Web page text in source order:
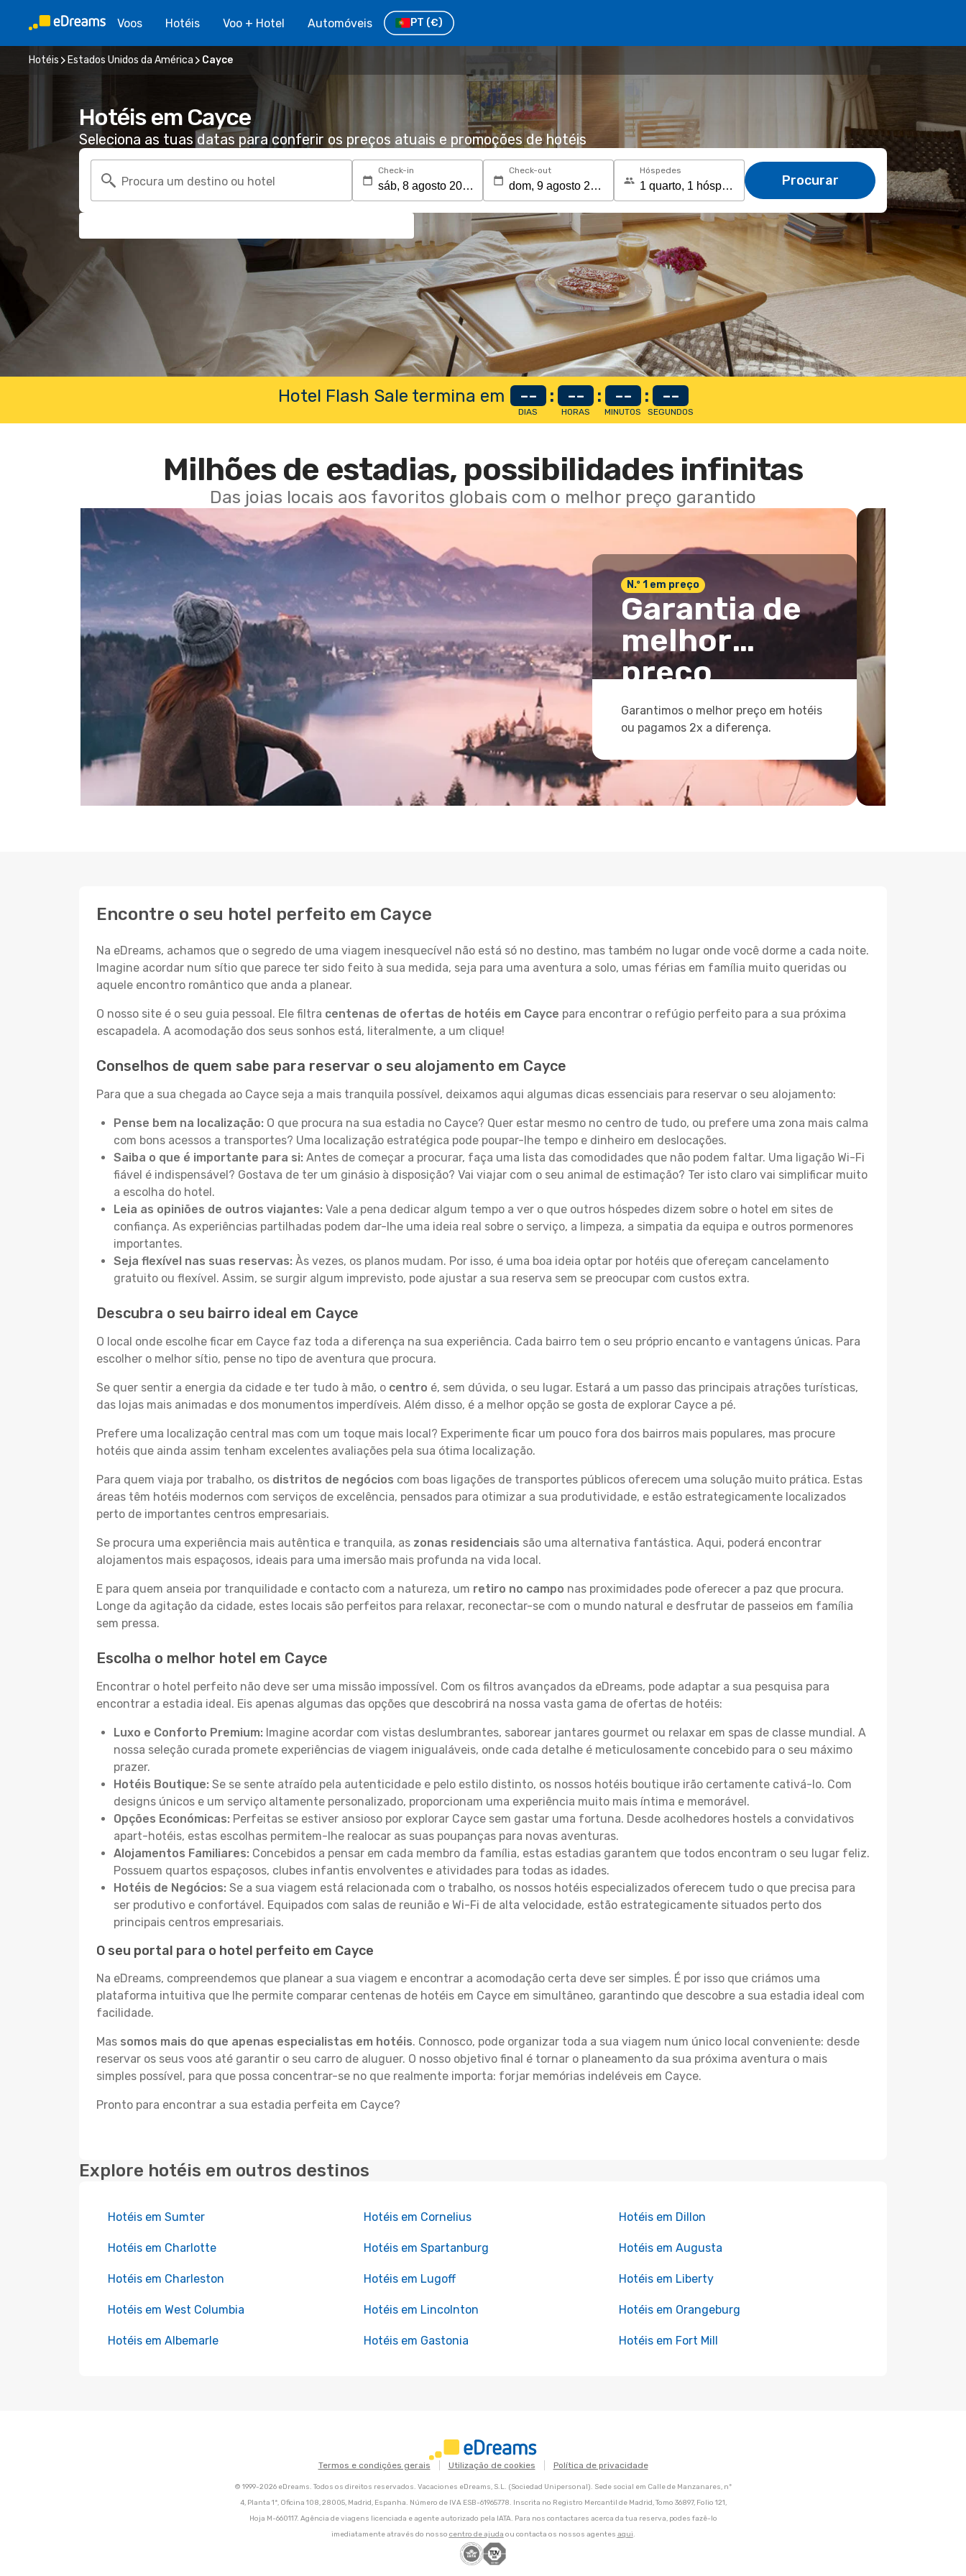
Voos Hotéis Voo + Hotel Automóveis PT (€)
Hotéis Estados Unidos da América Cayce
Hotéis em Cayce
Seleciona as tuas datas para conferir os preços atuais e promoções de hotéis
Procura um destino ou hotel
Check-in Check-out Hóspedes
Procurar
Hotel Flash Sale termina em --
DIAS
: --
HORAS
: --
MINUTOS
: --
SEGUNDOS
Milhões de estadias, possibilidades infinitas
Das joias locais aos favoritos globais com o melhor preço garantido
N.º 1 em preço
Garantia de
melhor
preço
Garantimos o melhor preço em hotéis
ou pagamos 2x a diferença.
Encontre o seu hotel perfeito em Cayce
Na eDreams, achamos que o segredo de uma viagem inesquecível não está só no destino, mas também no lugar onde você dorme a cada noite.
Imagine acordar num sítio que parece ter sido feito à sua medida, seja para uma aventura a solo, umas férias em família muito queridas ou
aquele encontro romântico que anda a planear.
O nosso site é o seu guia pessoal. Ele filtra centenas de ofertas de hotéis em Cayce para encontrar o refúgio perfeito para a sua próxima
escapadela. A acomodação dos seus sonhos está, literalmente, a um clique!
Conselhos de quem sabe para reservar o seu alojamento em Cayce
Para que a sua chegada ao Cayce seja a mais tranquila possível, deixamos aqui algumas dicas essenciais para reservar o seu alojamento:
Pense bem na localização: O que procura na sua estadia no Cayce? Quer estar mesmo no centro de tudo, ou prefere uma zona mais calma
com bons acessos a transportes? Uma localização estratégica pode poupar-lhe tempo e dinheiro em deslocações.
Saiba o que é importante para si: Antes de começar a procurar, faça uma lista das comodidades que não podem faltar. Uma ligação Wi-Fi
fiável é indispensável? Gostava de ter um ginásio à disposição? Vai viajar com o seu animal de estimação? Ter isto claro vai simplificar muito
a escolha do hotel.
Leia as opiniões de outros viajantes: Vale a pena dedicar algum tempo a ver o que outros hóspedes dizem sobre o hotel em sites de
confiança. As experiências partilhadas podem dar-lhe uma ideia real sobre o serviço, a limpeza, a simpatia da equipa e outros pormenores
importantes.
Seja flexível nas suas reservas: Às vezes, os planos mudam. Por isso, é uma boa ideia optar por hotéis que ofereçam cancelamento
gratuito ou flexível. Assim, se surgir algum imprevisto, pode ajustar a sua reserva sem se preocupar com custos extra.
Descubra o seu bairro ideal em Cayce
O local onde escolhe ficar em Cayce faz toda a diferença na sua experiência. Cada bairro tem o seu próprio encanto e vantagens únicas. Para
escolher o melhor sítio, pense no tipo de aventura que procura.
Se quer sentir a energia da cidade e ter tudo à mão, o centro é, sem dúvida, o seu lugar. Estará a um passo das principais atrações turísticas,
das lojas mais animadas e dos monumentos imperdíveis. Além disso, é a melhor opção se gosta de explorar Cayce a pé.
Prefere uma localização central mas com um toque mais local? Experimente ficar um pouco fora dos bairros mais populares, mas procure
hotéis que ainda assim tenham excelentes avaliações pela sua ótima localização.
Para quem viaja por trabalho, os distritos de negócios com boas ligações de transportes públicos oferecem uma solução muito prática. Estas
áreas têm hotéis modernos com serviços de excelência, pensados para otimizar a sua produtividade, e estão estrategicamente localizados
perto de importantes centros empresariais.
Se procura uma experiência mais autêntica e tranquila, as zonas residenciais são uma alternativa fantástica. Aqui, poderá encontrar
alojamentos mais espaçosos, ideais para uma imersão mais profunda na vida local.
E para quem anseia por tranquilidade e contacto com a natureza, um retiro no campo nas proximidades pode oferecer a paz que procura.
Longe da agitação da cidade, estes locais são perfeitos para relaxar, reconectar-se com o mundo natural e desfrutar de passeios em família
sem pressa.
Escolha o melhor hotel em Cayce
Encontrar o hotel perfeito não deve ser uma missão impossível. Com os filtros avançados da eDreams, pode adaptar a sua pesquisa para
encontrar a estadia ideal. Eis apenas algumas das opções que descobrirá na nossa vasta gama de ofertas de hotéis:
Luxo e Conforto Premium: Imagine acordar com vistas deslumbrantes, saborear jantares gourmet ou relaxar em spas de classe mundial. A
nossa seleção curada promete experiências de viagem inigualáveis, onde cada detalhe é meticulosamente concebido para o seu máximo
prazer.
Hotéis Boutique: Se se sente atraído pela autenticidade e pelo estilo distinto, os nossos hotéis boutique irão certamente cativá-lo. Com
designs únicos e um serviço altamente personalizado, proporcionam uma experiência muito mais íntima e memorável.
Opções Económicas: Perfeitas se estiver ansioso por explorar Cayce sem gastar uma fortuna. Desde acolhedores hostels a convidativos
apart-hotéis, estas escolhas permitem-lhe realocar as suas poupanças para novas aventuras.
Alojamentos Familiares: Concebidos a pensar em cada membro da família, estas estadias garantem que todos encontram o seu lugar feliz.
Possuem quartos espaçosos, clubes infantis envolventes e atividades para todas as idades.
Hotéis de Negócios: Se a sua viagem está relacionada com o trabalho, os nossos hotéis especializados oferecem tudo o que precisa para
ser produtivo e confortável. Equipados com salas de reunião e Wi-Fi de alta velocidade, estão estrategicamente situados perto dos
principais centros empresariais.
O seu portal para o hotel perfeito em Cayce
Na eDreams, compreendemos que planear a sua viagem e encontrar a acomodação certa deve ser simples. É por isso que criámos uma
plataforma intuitiva que lhe permite comparar centenas de hotéis em Cayce em simultâneo, garantindo que descobre a sua estadia ideal com
facilidade.
Mas somos mais do que apenas especialistas em hotéis. Connosco, pode organizar toda a sua viagem num único local conveniente: desde
reservar os seus voos até garantir o seu carro de aluguer. O nosso objetivo final é tornar o planeamento da sua próxima aventura o mais
simples possível, para que possa concentrar-se no que realmente importa: forjar memórias indeléveis em Cayce.
Pronto para encontrar a sua estadia perfeita em Cayce?
Explore hotéis em outros destinos
Hotéis em Sumter Hotéis em Cornelius Hotéis em Dillon
Hotéis em Charlotte Hotéis em Spartanburg Hotéis em Augusta
Hotéis em Charleston Hotéis em Lugoff Hotéis em Liberty
Hotéis em West Columbia Hotéis em Lincolnton Hotéis em Orangeburg
Hotéis em Albemarle Hotéis em Gastonia Hotéis em Fort Mill
Termos e condições gerais Utilização de cookies Política de privacidade
© 1999-2026 eDreams. Todos os direitos reservados. Vacaciones eDreams, S.L. (Sociedad Unipersonal). Sede social em Calle de Manzanares, nº
4, Planta 1ª, Oficina 108, 28005, Madrid, Espanha. Número de IVA ESB-61965778. Inscrita no Registro Mercantil de Madrid, Tomo 36897, Folio 121,
Hoja M-660117. Agência de viagens licenciada e agente autorizado pela IATA. Para nos contactares acerca da tua reserva, podes fazê-lo
imediatamente através do nosso centro de ajuda ou contacta os nossos agentes aqui.